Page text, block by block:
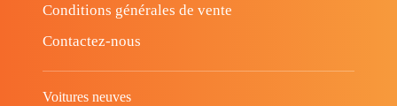
Conditions générales de vente
Contactez-nous
Voitures neuves